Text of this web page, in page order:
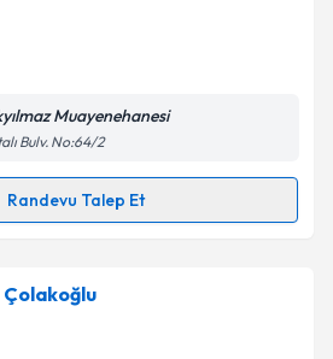
Muayenehanesi
Bulv. No:64/2
Randevu Talep Et
Talebi
Türkyılmaz
bu uzmandan randevu almanız
e-posta ile
Çolakoğlu